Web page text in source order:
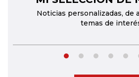
Noticias personalizadas, de
temas de